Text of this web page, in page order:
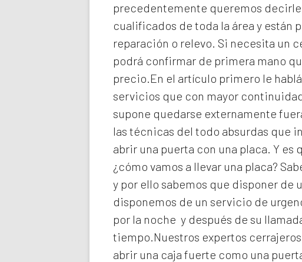
precedentemente queremos
cualificados de toda la área y están
reparación o relevo. Si necesita un
podrá confirmar de primera mano
precio.En el artículo primero le
servicios que con mayor
supone quedarse externamente
las técnicas del todo absurdas que
abrir una puerta con una placa. Y
¿cómo vamos a llevar una placa?
y por ello sabemos que disponer de
disponemos de un servicio de
por la noche y después de su
tiempo.Nuestros expertos
abrir una caja fuerte como una